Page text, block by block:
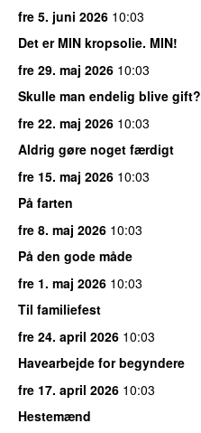
fre 5. juni 2026 10:03
Det er MIN kropsolie. MIN!
fre 29. maj 2026 10:03
Skulle man endelig blive gift?
fre 22. maj 2026 10:03
Aldrig gøre noget færdigt
fre 15. maj 2026 10:03
På farten
fre 8. maj 2026 10:03
På den gode måde
fre 1. maj 2026 10:03
Til familiefest
fre 24. april 2026 10:03
Havearbejde for begyndere
fre 17. april 2026 10:03
Hestemænd